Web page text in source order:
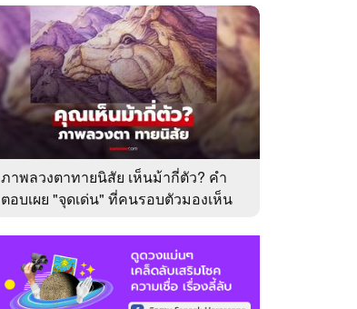
ภาพลวงตาทายนิสัย เห็นม้ากี่ตัว? คำ
ตอบเผย "จุดเด่น" ที่คนรอบตัวมองเห็น